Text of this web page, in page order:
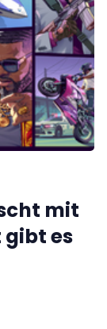
mit
es